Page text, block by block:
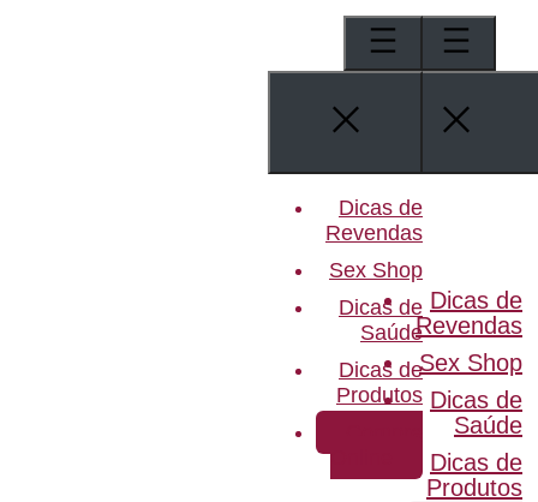
Dicas de
Revendas
Sex Shop
Dicas de
Saúde
Dicas de
Produtos
Dicas de
Revendas
Sex Shop
Dicas de
Saúde
Dicas de
Produtos